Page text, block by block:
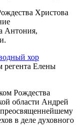
Христова
Антония,
хор
регента Елены
Рождества
области Андрей
в деле духовного